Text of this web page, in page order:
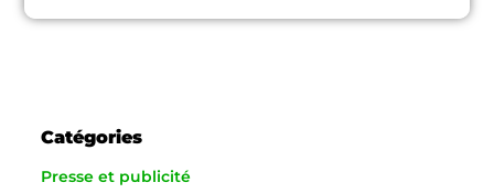
Catégories
Presse et publicité